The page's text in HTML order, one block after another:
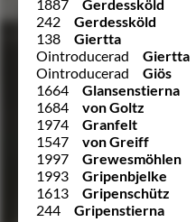
1887
Gerdessköld
242
Gerdessköld
138
Giertta
Ointroducerad
Giertta
Ointroducerad
Giös
1664
Glansenstierna
1684
von Goltz
1974
Granfelt
1547
von Greiff
1997
Grewesmöhlen
1993
Gripenbjelke
1613
Gripenschütz
244
Gripenstierna